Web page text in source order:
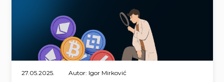
27.05.2025. Autor: Igor Mirković